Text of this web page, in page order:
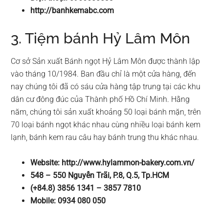
http://banhkemabc.com
3. Tiệm bánh Hỷ Lâm Môn
Cơ sở Sản xuất Bánh ngọt Hỷ Lâm Môn được thành lập
vào tháng 10/1984. Ban đầu chỉ là một cửa hàng, đến
nay chúng tôi đã có sáu cửa hàng tập trung tại các khu
dân cư đông đúc của Thành phố Hồ Chí Minh. Hằng
năm, chúng tôi sản xuất khoảng 50 loại bánh mặn, trên
70 loại bánh ngọt khác nhau cùng nhiều loại bánh kem
lạnh, bánh kem rau câu hay bánh trung thu khác nhau.
Website: http://www.hylammon-bakery.com.vn/
548 – 550 Nguyễn Trãi, P.8, Q.5, Tp.HCM
(+84.8) 3856 1341 – 3857 7810
Mobile: 0934 080 050